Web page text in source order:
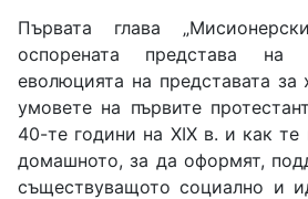
Първата глава
оспорената представа на
еволюцията на представата
умовете на първите
40-те години на ХІХ в. и как те
домашното, за да оформят,
съществуващото социално и